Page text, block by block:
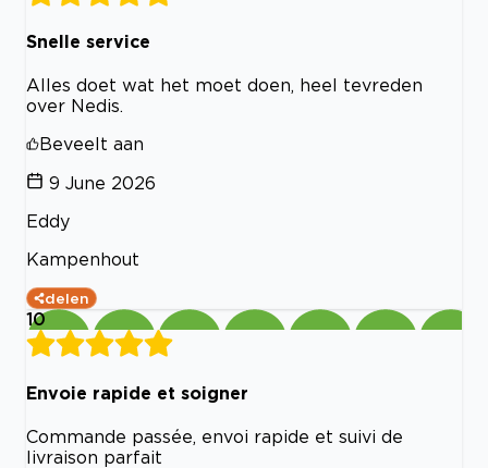
Snelle service
Alles doet wat het moet doen, heel tevreden
over Nedis.
Beveelt aan
9 June 2026
Eddy
Kampenhout
delen
10
Envoie rapide et soigner
Commande passée, envoi rapide et suivi de
livraison parfait